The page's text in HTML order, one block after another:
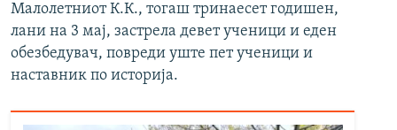
Малолетниот К.К., тогаш тринаесет годишен,
лани на 3 мај, застрела девет ученици и еден
обезбедувач, повреди уште пет ученици и
наставник по историја.